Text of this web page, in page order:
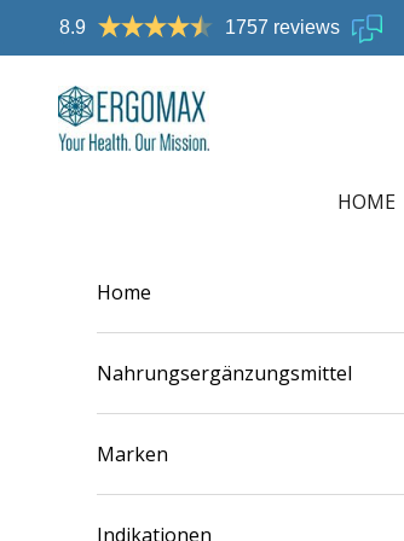
Zum Inhalt springen
8.9 1757 reviews
Ergomax
HOME
Home
Nahrungsergänzungsmittel
Marken
Indikationen